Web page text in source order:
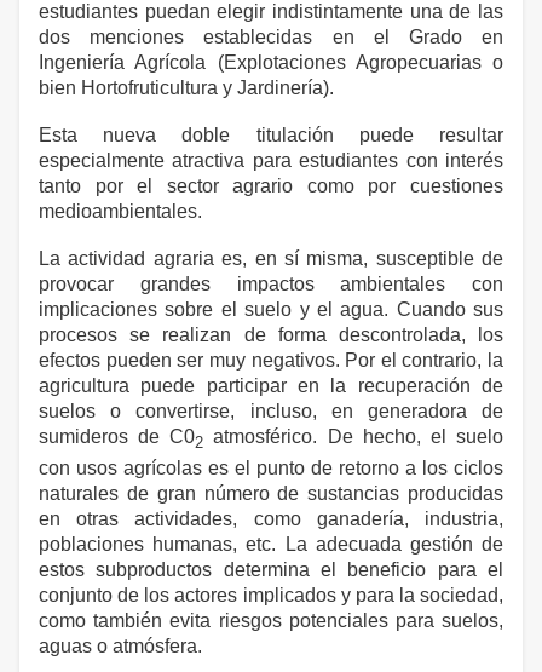
estudiantes puedan elegir indistintamente una de las
dos menciones establecidas en el Grado en
Ingeniería Agrícola (Explotaciones Agropecuarias o
bien Hortofruticultura y Jardinería).
Esta nueva doble titulación puede resultar
especialmente atractiva para estudiantes con interés
tanto por el sector agrario como por cuestiones
medioambientales.
La actividad agraria es, en sí misma, susceptible de
provocar grandes impactos ambientales con
implicaciones sobre el suelo y el agua. Cuando sus
procesos se realizan de forma descontrolada, los
efectos pueden ser muy negativos. Por el contrario, la
agricultura puede participar en la recuperación de
suelos o convertirse, incluso, en generadora de
sumideros de C02 atmosférico. De hecho, el suelo
con usos agrícolas es el punto de retorno a los ciclos
naturales de gran número de sustancias producidas
en otras actividades, como ganadería, industria,
poblaciones humanas, etc. La adecuada gestión de
estos subproductos determina el beneficio para el
conjunto de los actores implicados y para la sociedad,
como también evita riesgos potenciales para suelos,
aguas o atmósfera.